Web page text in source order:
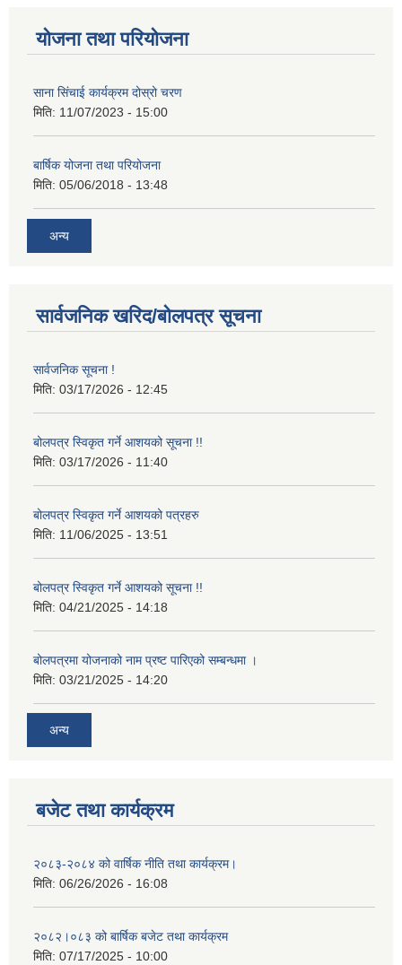
योजना तथा परियोजना
साना सिंचाई कार्यक्रम दोस्रो चरण
मिति: 11/07/2023 - 15:00
बार्षिक योजना तथा परियोजना
मिति: 05/06/2018 - 13:48
अन्य
सार्वजनिक खरिद/बोलपत्र सूचना
सार्वजनिक सूचना !
मिति: 03/17/2026 - 12:45
बोलपत्र स्विकृत गर्ने आशयको सूचना !!
मिति: 03/17/2026 - 11:40
बोलपत्र स्विकृत गर्ने आशयको पत्रहरु
मिति: 11/06/2025 - 13:51
बोलपत्र स्विकृत गर्ने आशयको सूचना !!
मिति: 04/21/2025 - 14:18
बोलपत्रमा योजनाको नाम प्रष्ट पारिएको सम्बन्धमा ।
मिति: 03/21/2025 - 14:20
अन्य
बजेट तथा कार्यक्रम
२०८३-२०८४ को वार्षिक नीति तथा कार्यक्रम।
मिति: 06/26/2026 - 16:08
२०८२।०८३ को बार्षिक बजेट तथा कार्यक्रम
मिति: 07/17/2025 - 10:00